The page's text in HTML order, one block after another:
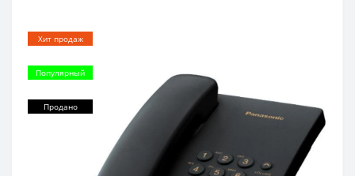
Хит продаж
Популярный
Продано